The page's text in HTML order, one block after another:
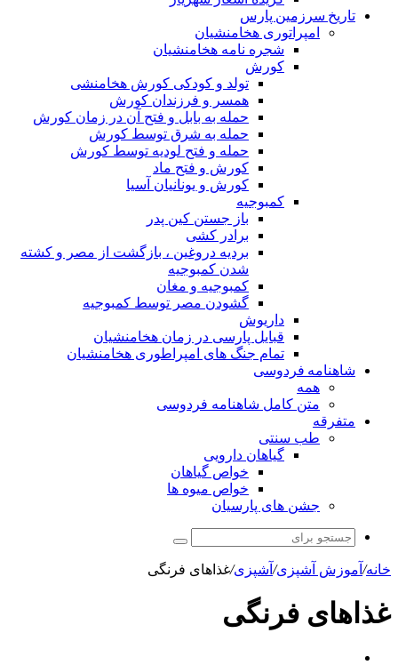
تاریخ سرزمین پارس
امپراتوری هخامنشیان
شجره نامه هخامنشیان
کورش
تولد و کودکی کورش هخامنشی
همسر و فرزندان کورش
حمله به بابل و فتح آن در زمان کورش
حمله به شرق توسط کورش
حمله و فتح لودیه توسط کورش
کورش و فتح ماد
کورش و یونانیان آسیا
کمبوجیه
باز جستن کین پدر
برادر کشی
بردیه دروغین ، بازگشت از مصر و کشته
شدن کمبوجیه
کمبوجیه و مغان
گشودن مصر توسط کمبوجیه
داریوش
قبایل پارسی در زمان هخامنشیان
تمام جنگ های امپراطوری هخامنشیان
شاهنامه فردوسی
همه
متن کامل شاهنامه فردوسی
متفرقه
طب سنتی
گیاهان دارویی
خواص گیاهان
خواص میوه ها
جشن های پارسیان
جستجو
برای
خانه/ آموزش آشپزی/ آشپزی/غذاهای فرنگی
غذاهای فرنگی